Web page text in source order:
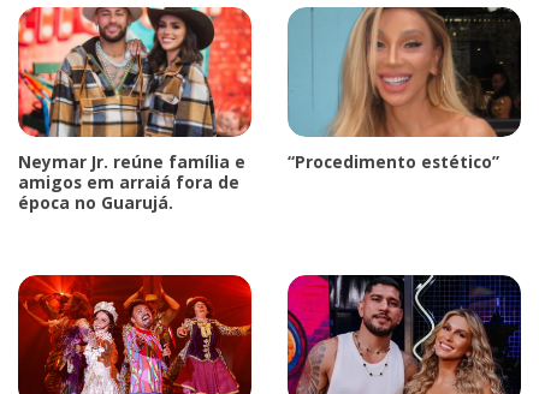
Neymar Jr. reúne família e
amigos em arraiá fora de
época no Guarujá.
“Procedimento estético”